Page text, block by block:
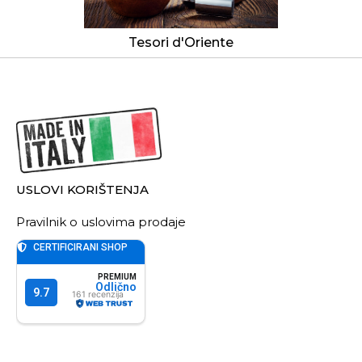
Tesori d'Oriente
USLOVI KORIŠTENJA
Pravilnik o uslovima prodaje